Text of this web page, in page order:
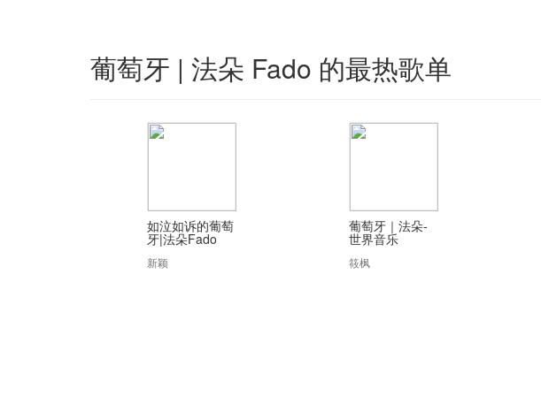
葡萄牙 | 法朵 Fado 的最热歌单
如泣如诉的葡萄
牙|法朵Fado
新颖
葡萄牙｜法朵-
世界音乐
筱枫